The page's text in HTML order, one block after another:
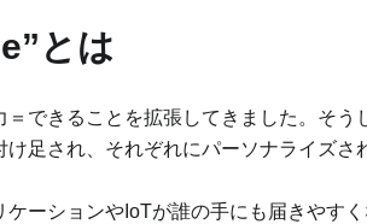
とは
できることを拡張してきました。そう
足され、それぞれにパーソナライズさ
ーションやIoTが誰の手にも届きやすく